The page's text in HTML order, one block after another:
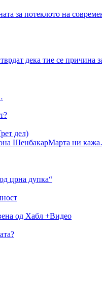
за потеклото на
дека тие се
дел)
ШенбакарМарта ни
црна дупка“
од Хабл +Видео